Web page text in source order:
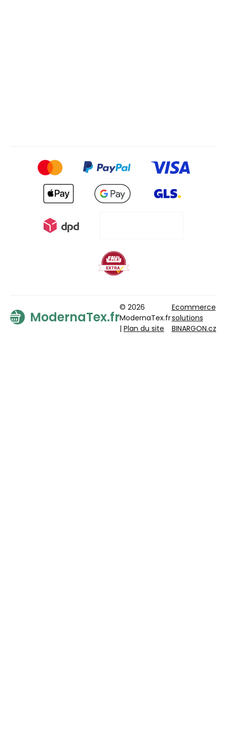
ModernaTex.fr
© 2026
ModernaTex.fr
| Plan du site
Ecommerce
solutions
BINARGON.cz